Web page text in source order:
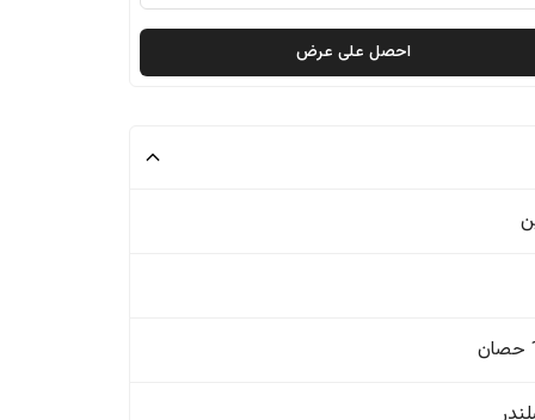
احصل على عرض